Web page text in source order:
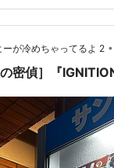
い」と言ってまし
『コーカサスの…
ーが冷めちゃってるよ 2 •
の密偵］『